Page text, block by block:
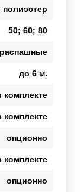
50; 60; 80
до 6 м.
комплекте
комплекте
опционно
комплекте
опционно